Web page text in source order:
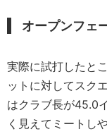
オープンフェ
実際に試打したと
ットに対してスク
はクラブ長が45.0
く見えてミートし